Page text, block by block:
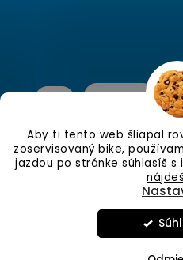
Aby ti tento web šliapal
zoservisovaný bike,
jazdou po stránke súhlasíš s